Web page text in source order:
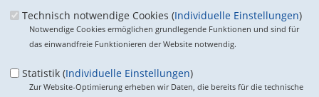
Themen
Darum geht es Das haben wir erreicht
Der politische Unterschied Frag unseren Experten
Technisch notwendige Cookies (Individuelle Einstellungen)
Notwendige Cookies ermöglichen grundlegende Funktionen und sind für
das einwandfreie Funktionieren der Website notwendig.
Statistik (Individuelle Einstellungen)
Zur Website-Optimierung erheben wir Daten, die bereits für die technische